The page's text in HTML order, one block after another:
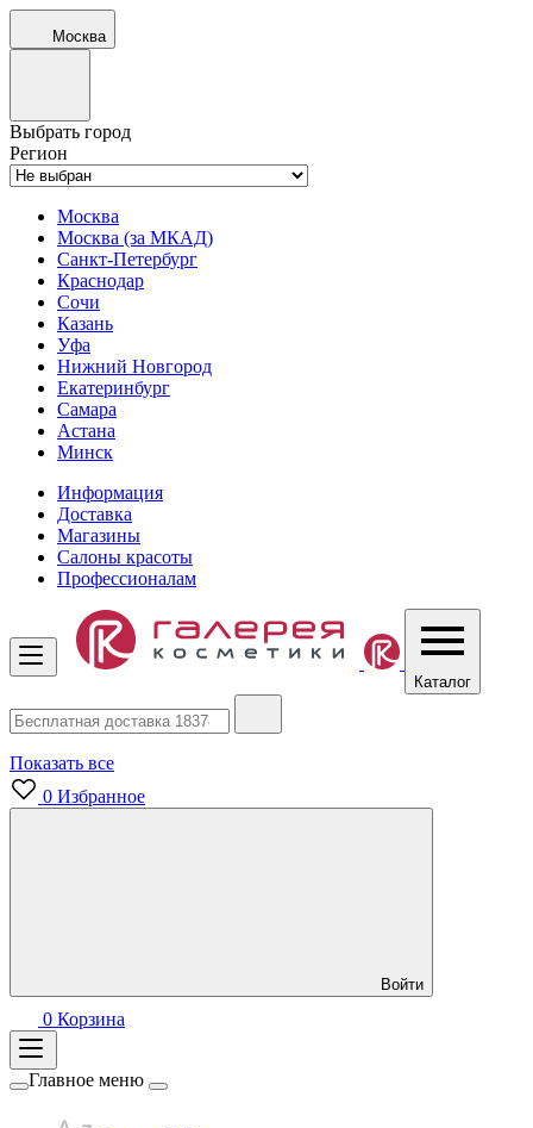
Москва
Выбрать город
Регион
Москва
Москва (за МКАД)
Санкт-Петербург
Краснодар
Сочи
Казань
Уфа
Нижний Новгород
Екатеринбург
Самара
Астана
Минск
Информация
Доставка
Магазины
Салоны красоты
Профессионалам
Каталог
Показать все
0 Избранное
Войти
0 Корзина
Главное меню